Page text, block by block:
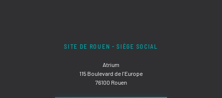
SITE DE ROUEN - SIÈGE SOCIAL
Atrium
115 Boulevard de l'Europe
76100 Rouen